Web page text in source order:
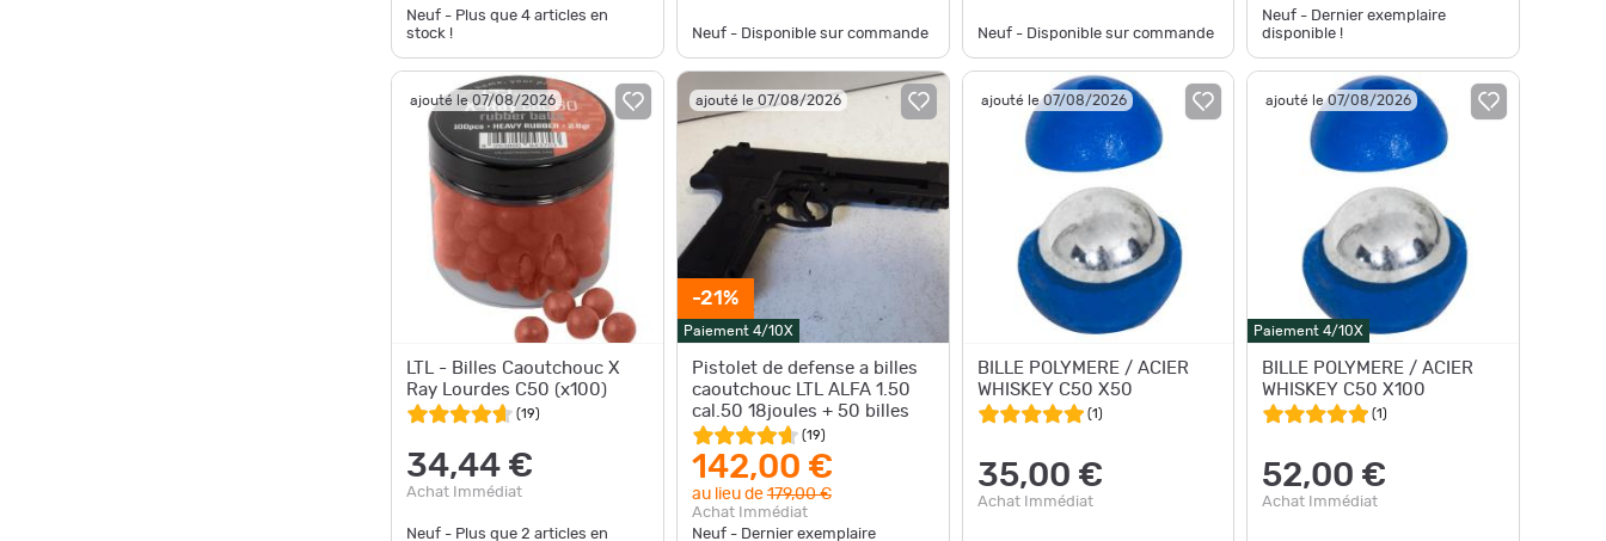
Neuf - Plus que 4 articles en
stock !
Neuf - Disponible sur commande Neuf - Disponible sur commande
Neuf - Dernier exemplaire
disponible !
ajouté le 07/08/2026
LTL - Billes Caoutchouc X
Ray Lourdes C50 (x100)
(19)
34,44 €
Achat Immédiat
Neuf - Plus que 2 articles en
ajouté le 07/08/2026
-21%
Paiement 4/10X
Pistolet de defense a billes
caoutchouc LTL ALFA 1.50
cal.50 18joules + 50 billes
(19)
142,00 €
au lieu de179,00 €
Achat Immédiat
Neuf - Dernier exemplaire
ajouté le 07/08/2026
BILLE POLYMERE / ACIER
WHISKEY C50 X50
(1 )
35,00 €
Achat Immédiat
ajouté le 07/08/2026
Paiement 4/10X
BILLE POLYMERE / ACIER
WHISKEY C50 X100
(1 )
52,00 €
Achat Immédiat